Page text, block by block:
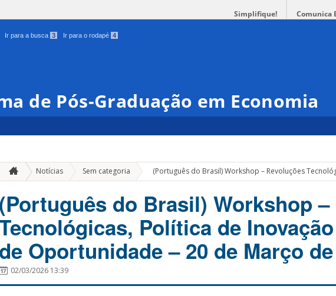
Simplifique! Comunica
Ir para a busca 3 Ir para o rodapé 4
de Pós-Graduação em Economia
Notícias Sem categoria » (Português do Brasil) Workshop – Revoluções
(Português do Brasil) Workshop –
Política de
de Oportunidade – 20 de Março
02/03/2026 13:39